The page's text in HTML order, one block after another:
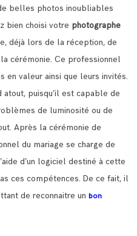
belles photos inoubliables
bien choisi votre photographe
déjà lors de la réception, de
cérémonie. Ce professionnel
en valeur ainsi que leurs invités.
atout, puisqu’il est capable de
de luminosité ou de
Après la cérémonie de
du mariage se charge de
d’un logiciel destiné à cette
ces compétences. De ce fait, il
de reconnaitre un bon